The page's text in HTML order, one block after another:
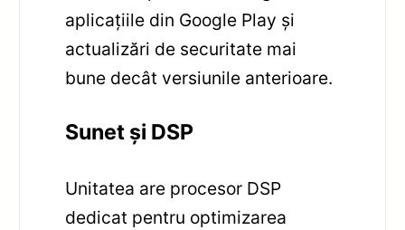
aplicațiile din Google Play și
actualizări de securitate mai
bune decât versiunile anterioare.
Sunet și DSP
Unitatea are procesor DSP
dedicat pentru optimizarea